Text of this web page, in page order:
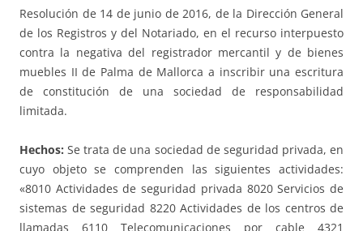
Resolución de 14 de junio de 2016, de la Dirección General
de los Registros y del Notariado, en el recurso interpuesto
contra la negativa del registrador mercantil y de bienes
muebles II de Palma de Mallorca a inscribir una escritura
de constitución de una sociedad de responsabilidad
limitada.
Hechos: Se trata de una sociedad de seguridad privada, en
cuyo objeto se comprenden las siguientes actividades:
«8010 Actividades de seguridad privada 8020 Servicios de
sistemas de seguridad 8220 Actividades de los centros de
llamadas 6110 Telecomunicaciones por cable 4321